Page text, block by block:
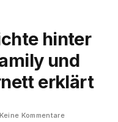
hinter
und
erklärt
Keine Kommentare